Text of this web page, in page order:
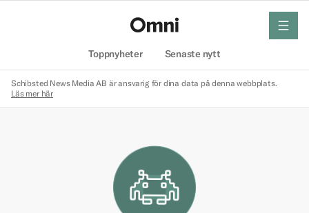
Toppnyheter Senaste nytt
meny
Schibsted News Media AB är ansvarig för dina data på denna webbplats.
Läs mer här